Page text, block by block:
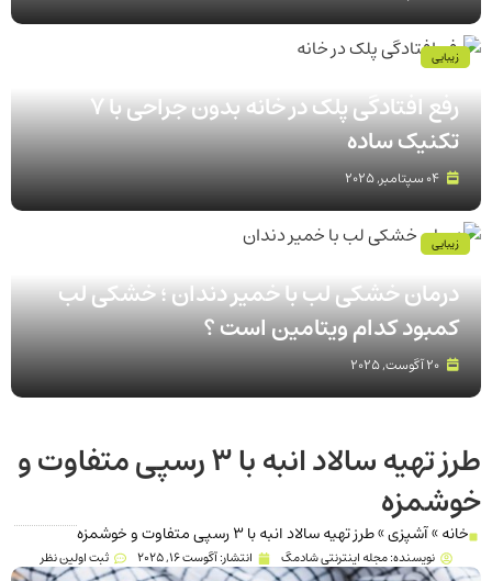
رفع افتادگی پلک در خانه بدون جراحی با 7
تکنیک ساده
04 سپتامبر, 2025
زیبایی
درمان خشکی لب با خمیر دندان ؛ خشکی لب
کمبود کدام ویتامین است ؟
20 آگوست, 2025
زیبایی
طرز تهیه سالاد انبه با 3 رسپی متفاوت و
خوشمزه
خانه»آشپزی»طرز تهیه سالاد انبه با 3 رسپی متفاوت و خوشمزه
نویسنده:مجله اینترنتی شادمگ انتشار:آگوست 16, 2025 ثبت اولین نظر